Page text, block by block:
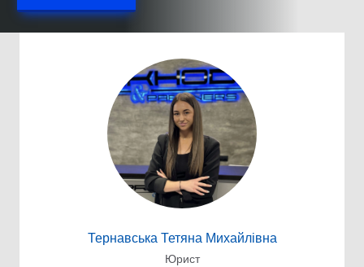
Тернавська Тетяна Михайлівна
Юрист